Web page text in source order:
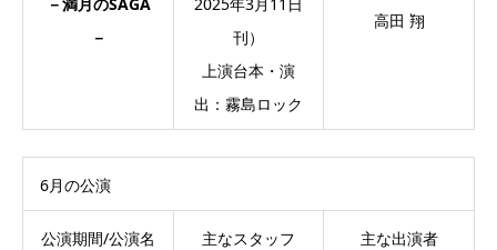
－
刊）
上演台本・演
出：霧島ロック
高田 翔
6月の公演
公演期間/公演名 主なスタッフ 主な出演者